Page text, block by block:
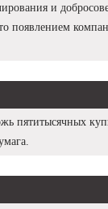
и
появлением
пятитысячных